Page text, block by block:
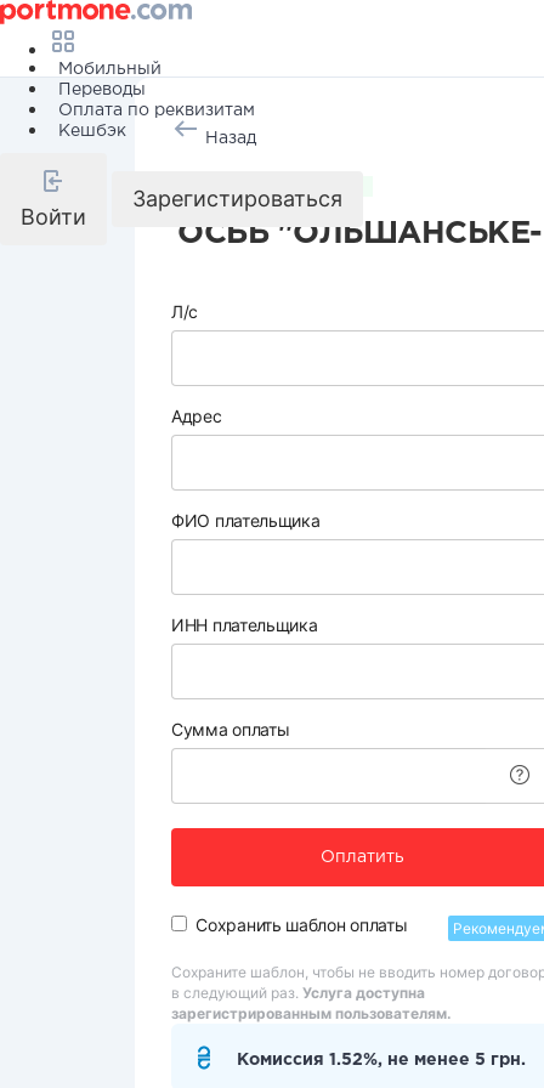
Мобильный
Переводы
Оплата по реквизитам
Кешбэк
Войти
Зарегистироваться
Назад
ОСББ
Л/с
Адрес
ФИО плательщика
ИНН плательщика
Сумма оплаты
Оплатить
Сохранить шаблон оплаты
Сохраните шаблон, чтобы не вводить номер
в следующий раз. Услуга доступна
зарегистрированным пользователям.
Комиссия 1.52%, не менее 5 грн.